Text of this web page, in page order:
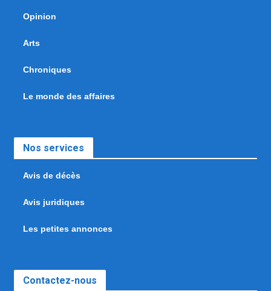
Opinion
Arts
Chroniques
Le monde des affaires
Nos services
Avis de décès
Avis juridiques
Les petites annonces
Contactez-nous